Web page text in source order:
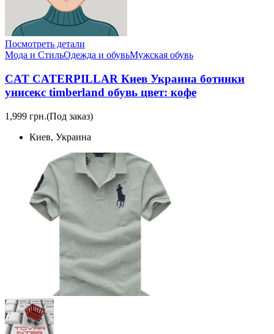
Посмотреть детали
Мода и СтильОдежда и обувьМужская обувь
CAT CATERPILLAR Киев Украина ботинки
унисекс timberland обувь цвет: кофе
1,999 грн.(Под заказ)
Киев, Украина